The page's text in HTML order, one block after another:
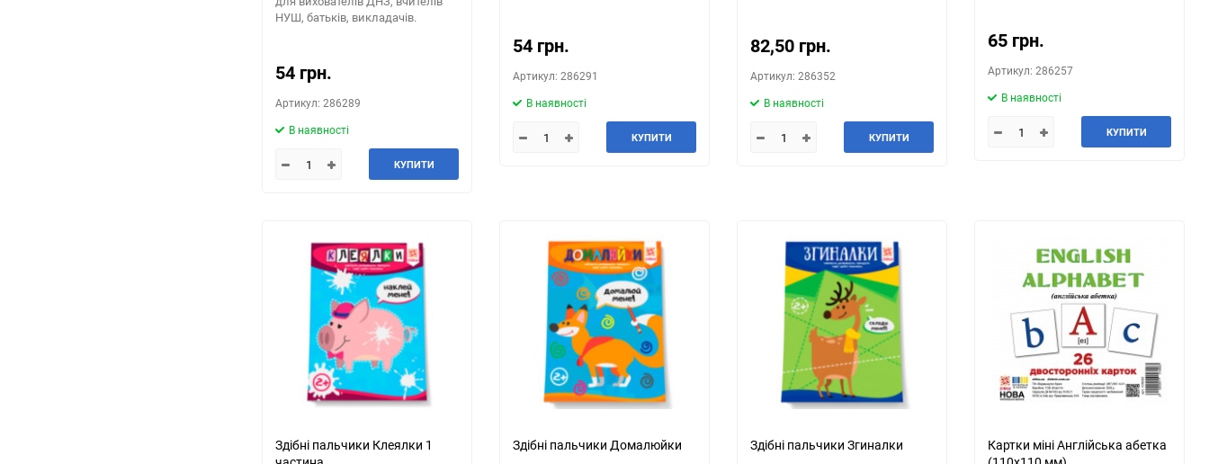
НУШ, батьків, викладачів.
54 грн.
Артикул: 286289
В наявності
КУПИТИ
54 грн.
Артикул: 286291
В наявності
КУПИТИ
82,50 грн.
Артикул: 286352
В наявності
КУПИТИ
65 грн.
Артикул: 286257
В наявності
КУПИТИ
Здібні пальчики Клеялки 1
Здібні пальчики Домалюйки Здібні пальчики Згиналки
Картки міні Англійська абетка